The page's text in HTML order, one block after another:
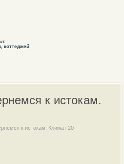
коттеджей
к истокам.
к истокам. Климат 20